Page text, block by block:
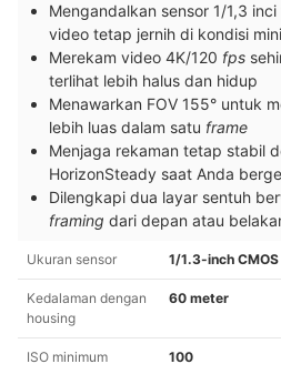
Mengandalkan sensor 1/1,3
video tetap jernih di kondisi
Merekam video 4K/120 fps
terlihat lebih halus dan hidup
Menawarkan FOV 155° untuk
lebih luas dalam satu frame
Menjaga rekaman tetap stabil
HorizonSteady saat Anda
Dilengkapi dua layar sentuh
framing dari depan atau
Ukuran sensor 1/1.3-inch CMOS
Kedalaman dengan
housing
60 meter
ISO minimum 100